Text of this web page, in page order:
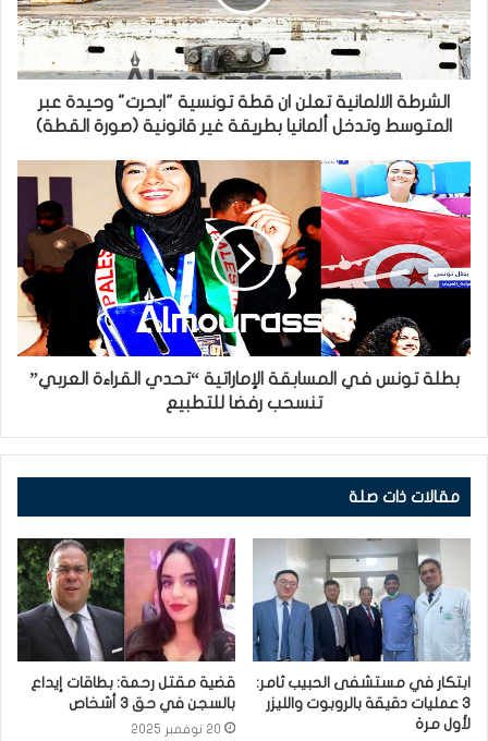
الشرطة الالمانية تعلن ان قطة تونسية "ابحرت" وحيدة عبر
المتوسط وتدخل ألمانيا بطريقة غير قانونية (صورة القطة)
بطلة تونس في المسابقة الإماراتية “تحدي القراءة العربي”
تنسحب رفضا للتطبيع
مقالات ذات صلة
ابتكار في مستشفى الحبيب ثامر:
3 عمليات دقيقة بالروبوت والليزر
لأول مرة
قضية مقتل رحمة: بطاقات إيداع
بالسجن في حق 3 أشخاص
20 نوفمبر 2025